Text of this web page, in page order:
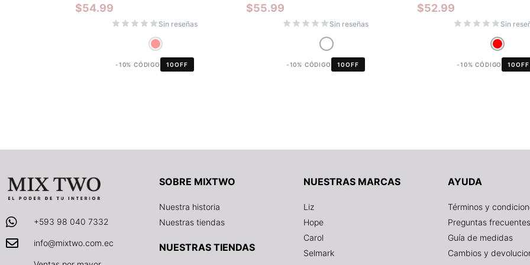
$54.99
Sin reseñas
-10% CÓDIGO 10OFF
$55.99
Sin reseñas
-10% CÓDIGO 10OFF
$52.99
Sin
-10% CÓDIGO 10OFF
+593 98 040 7332
info@mixtwo.com.ec
SOBRE MIXTWO
Nuestra historia
Nuestras tiendas
NUESTRAS TIENDAS
NUESTRAS MARCAS
Liz
Hope
Carol
Selmark
AYUDA
Términos y
Preguntas frecuentes
Guía de medidas
Cambios y